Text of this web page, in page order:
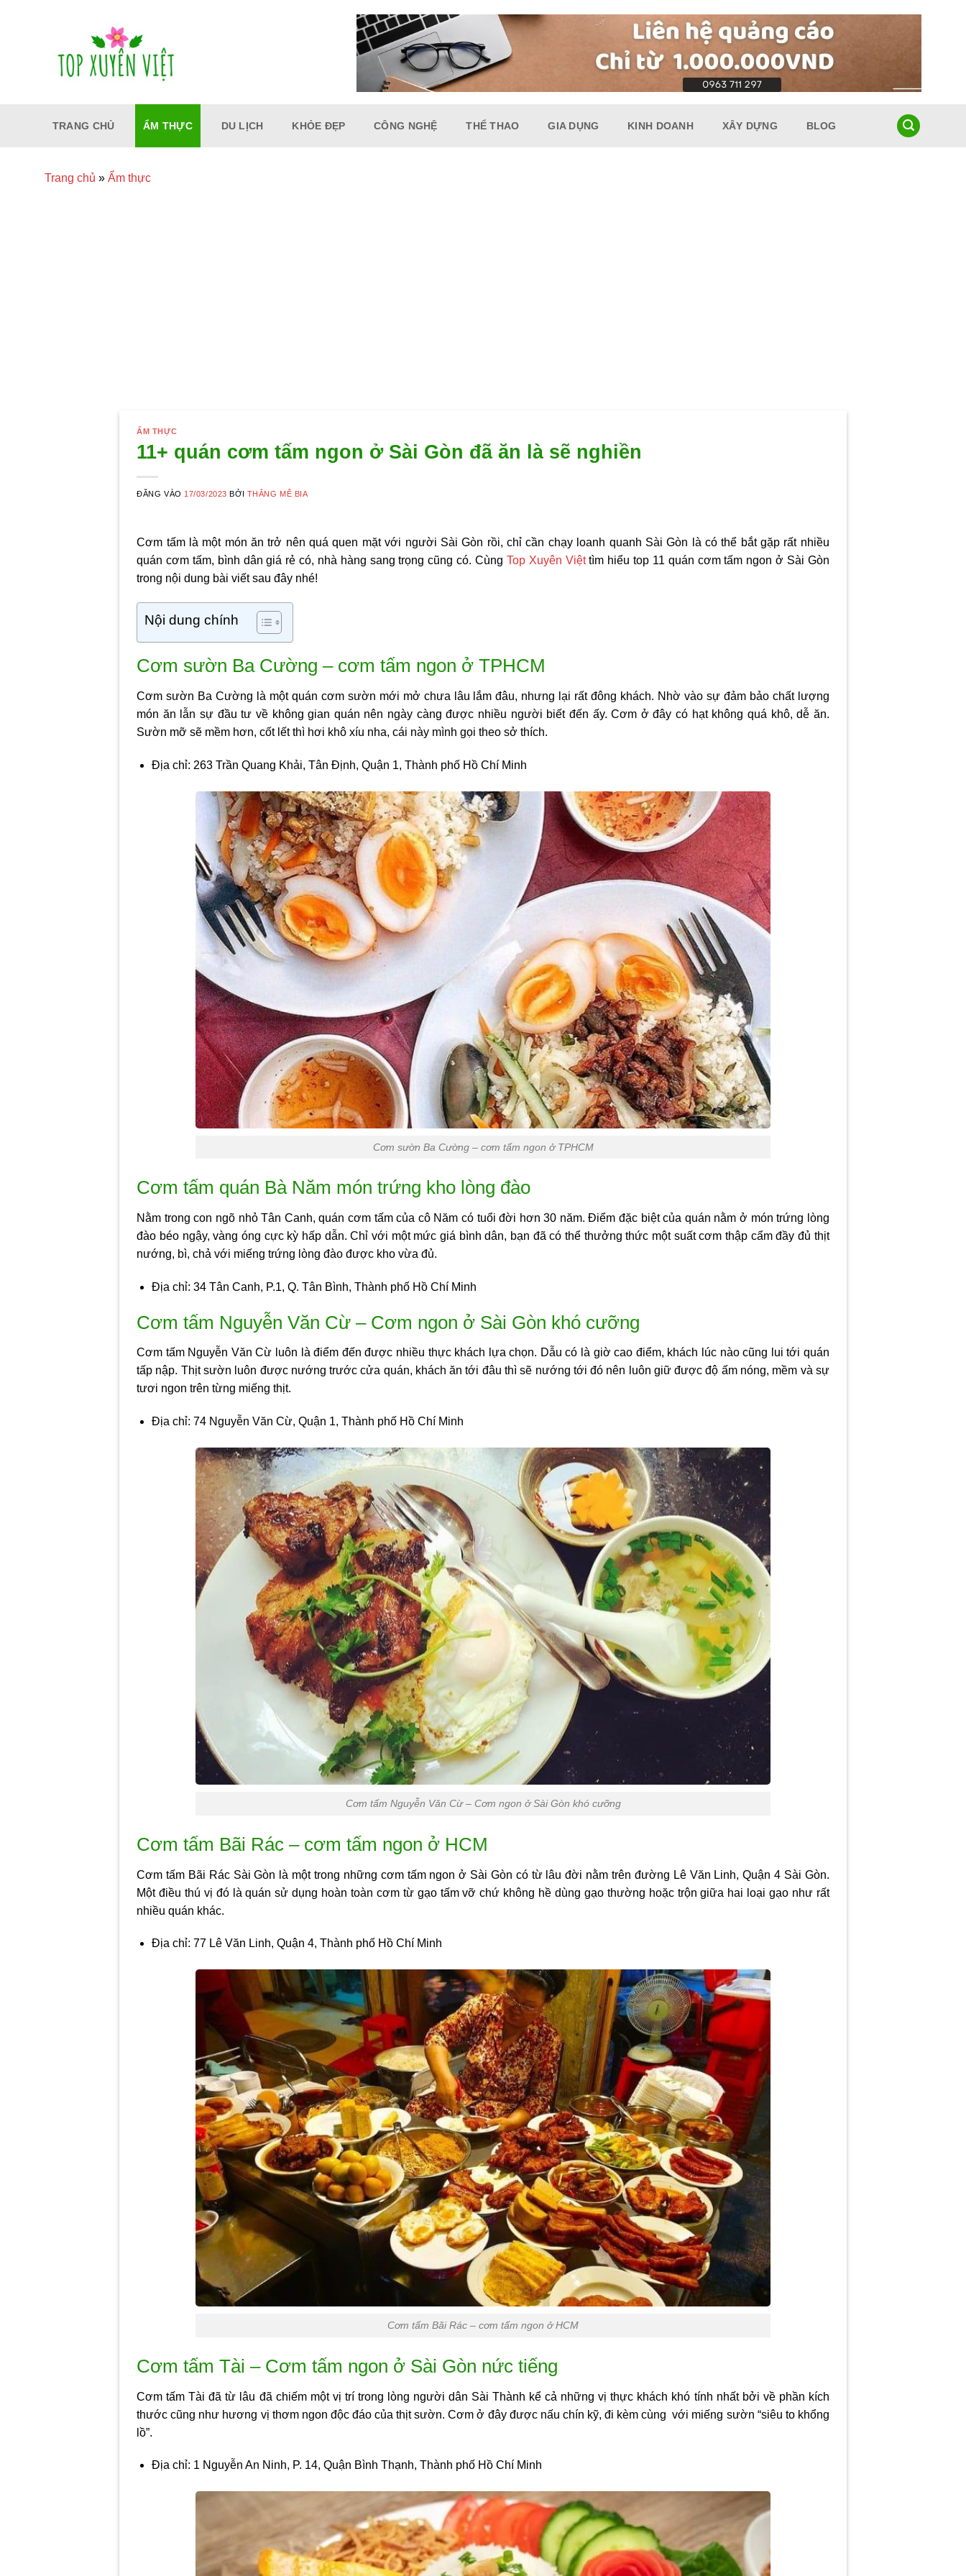
TRANG CHỦ ẨM THỰC DU LỊCH KHỎE ĐẸP CÔNG NGHỆ THỂ THAO GIA DỤNG KINH DOANH XÂY DỰNG BLOG
Trang chủ » Ẩm thực
ẨM THỰC
11+ quán cơm tấm ngon ở Sài Gòn đã ăn là sẽ nghiền
ĐĂNG VÀO 17/03/2023 BỞI THẮNG MÊ BIA
Cơm tấm là một món ăn trở nên quá quen mặt với người Sài Gòn rồi, chỉ cần chạy loanh quanh Sài Gòn là có thể bắt gặp rất nhiều
quán cơm tấm, bình dân giá rẻ có, nhà hàng sang trọng cũng có. Cùng Top Xuyên Việttìm hiểu top 11 quán cơm tấm ngon ở Sài Gòn
trong nội dung bài viết sau đây nhé!
Nội dung chính
Cơm sườn Ba Cường – cơm tấm ngon ở TPHCM
Cơm sườn Ba Cường là một quán cơm sườn mới mở chưa lâu lắm đâu, nhưng lại rất đông khách. Nhờ vào sự đảm bảo chất lượng
món ăn lẫn sự đầu tư về không gian quán nên ngày càng được nhiều người biết đến ấy. Cơm ở đây có hạt không quá khô, dễ ăn.
Sườn mỡ sẽ mềm hơn, cốt lết thì hơi khô xíu nha, cái này mình gọi theo sở thích.
Địa chỉ: 263 Trần Quang Khải, Tân Định, Quận 1, Thành phố Hồ Chí Minh
Cơm sườn Ba Cường – cơm tấm ngon ở TPHCM
Cơm tấm quán Bà Năm món trứng kho lòng đào
Nằm trong con ngõ nhỏ Tân Canh, quán cơm tấm của cô Năm có tuổi đời hơn 30 năm. Điểm đặc biệt của quán nằm ở món trứng lòng
đào béo ngậy, vàng óng cực kỳ hấp dẫn. Chỉ với một mức giá bình dân, bạn đã có thể thưởng thức một suất cơm thập cẩm đầy đủ thịt
nướng, bì, chả với miếng trứng lòng đào được kho vừa đủ.
Địa chỉ: 34 Tân Canh, P.1, Q. Tân Bình, Thành phố Hồ Chí Minh
Cơm tấm Nguyễn Văn Cừ – Cơm ngon ở Sài Gòn khó cưỡng
Cơm tấm Nguyễn Văn Cừ luôn là điểm đến được nhiều thực khách lựa chọn. Dẫu có là giờ cao điểm, khách lúc nào cũng lui tới quán
tấp nập. Thịt sườn luôn được nướng trước cửa quán, khách ăn tới đâu thì sẽ nướng tới đó nên luôn giữ được độ ấm nóng, mềm và sự
tươi ngon trên từng miếng thịt.
Địa chỉ: 74 Nguyễn Văn Cừ, Quận 1, Thành phố Hồ Chí Minh
Cơm tấm Nguyễn Văn Cừ – Cơm ngon ở Sài Gòn khó cưỡng
Cơm tấm Bãi Rác – cơm tấm ngon ở HCM
Cơm tấm Bãi Rác Sài Gòn là một trong những cơm tấm ngon ở Sài Gòn có từ lâu đời nằm trên đường Lê Văn Linh, Quận 4 Sài Gòn.
Một điều thú vị đó là quán sử dụng hoàn toàn cơm từ gạo tấm vỡ chứ không hề dùng gạo thường hoặc trộn giữa hai loại gạo như rất
nhiều quán khác.
Địa chỉ: 77 Lê Văn Linh, Quận 4, Thành phố Hồ Chí Minh
Cơm tấm Bãi Rác – cơm tấm ngon ở HCM
Cơm tấm Tài – Cơm tấm ngon ở Sài Gòn nức tiếng
Cơm tấm Tài đã từ lâu đã chiếm một vị trí trong lòng người dân Sài Thành kể cả những vị thực khách khó tính nhất bởi về phần kích
thước cũng như hương vị thơm ngon độc đáo của thịt sườn. Cơm ở đây được nấu chín kỹ, đi kèm cùng với miếng sườn “siêu to khổng
lồ”.
Địa chỉ: 1 Nguyễn An Ninh, P. 14, Quận Bình Thạnh, Thành phố Hồ Chí Minh